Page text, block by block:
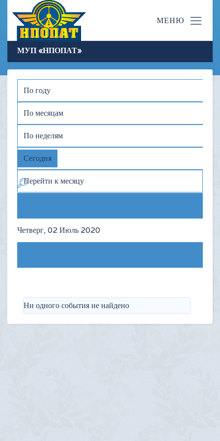
МУП «НПОПАТ»
По году
По месяцам
По неделям
Сегодня
Перейти к месяцу
Четверг, 02 Июль 2020
Ни одного события не найдено